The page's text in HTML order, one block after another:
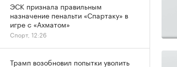
ЭСК признала правильным
назначение пенальти «Спартаку» в
игре с «Ахматом»
Спорт, 12:26
Трамп возобновил попытки уволить